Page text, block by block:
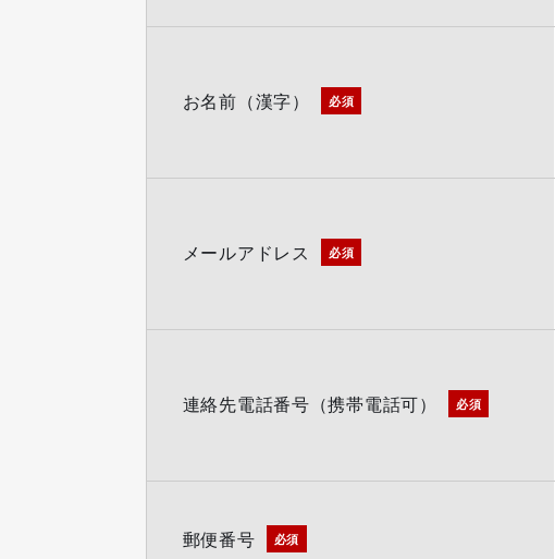
お名前（漢字） 必須
メールアドレス 必須
連絡先電話番号（携帯電話可） 必須
郵便番号 必須